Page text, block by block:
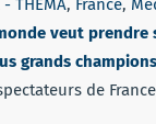
- THEMA, France,
veut prendre
grands
de